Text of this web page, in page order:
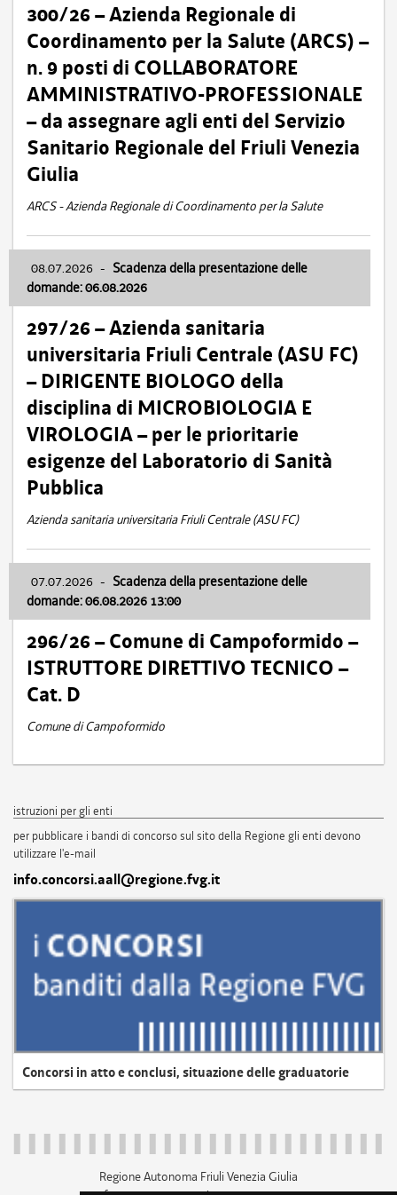
300/26 – Azienda Regionale di
Coordinamento per la Salute (ARCS) –
n. 9 posti di COLLABORATORE
AMMINISTRATIVO-PROFESSIONALE
– da assegnare agli enti del Servizio
Sanitario Regionale del Friuli Venezia
Giulia
ARCS - Azienda Regionale di Coordinamento per la Salute
08.07.2026 - Scadenza della presentazione delle
domande: 06.08.2026
297/26 – Azienda sanitaria
universitaria Friuli Centrale (ASU FC)
– DIRIGENTE BIOLOGO della
disciplina di MICROBIOLOGIA E
VIROLOGIA – per le prioritarie
esigenze del Laboratorio di Sanità
Pubblica
Azienda sanitaria universitaria Friuli Centrale (ASU FC)
07.07.2026 - Scadenza della presentazione delle
domande: 06.08.2026 13:00
296/26 – Comune di Campoformido –
ISTRUTTORE DIRETTIVO TECNICO –
Cat. D
Comune di Campoformido
istruzioni per gli enti
per pubblicare i bandi di concorso sul sito della Regione gli enti devono
utilizzare l'e-mail
info.concorsi.aall@regione.fvg.it
Concorsi in atto e conclusi, situazione delle graduatorie
Regione Autonoma Friuli Venezia Giulia